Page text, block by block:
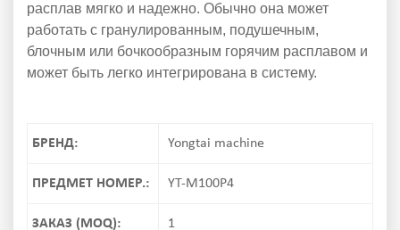
расплав мягко и надежно. Обычно она может
работать с гранулированным, подушечным,
блочным или бочкообразным горячим расплавом и
может быть легко интегрирована в систему.
БРЕНД: Yongtai machine
ПРЕДМЕТ НОМЕР.: YT-M100P4
ЗАКАЗ (MOQ): 1